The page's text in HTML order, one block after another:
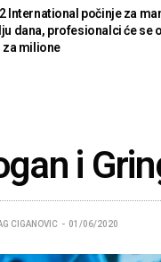
International počinje za
dana, profesionalci će se
za milione
i
CIGANOVIC 01/06/2020